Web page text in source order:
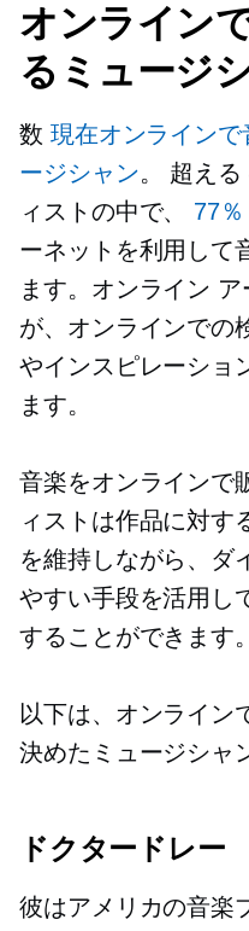
オンライン
るミュージ
数 現在オンラインで
ージシャン。 超える
ィストの中で、 77％
ーネットを利用して
ます。オンライン
が、オンラインでの
やインスピレーショ
ます。
音楽をオンラインで
ィストは作品に対す
を維持しながら、ダ
やすい手段を活用し
することができます。
以下は、オンライン
決めたミュージシャ
ドクタードレー
彼はアメリカの音楽